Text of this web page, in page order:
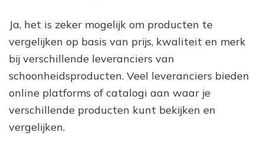
Ja, het is zeker mogelijk om producten te
vergelijken op basis van prijs, kwaliteit en merk
bij verschillende leveranciers van
schoonheidsproducten. Veel leveranciers bieden
online platforms of catalogi aan waar je
verschillende producten kunt bekijken en
vergelijken.